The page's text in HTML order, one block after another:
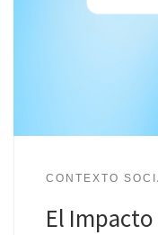
CONTEXTO
El Impacto